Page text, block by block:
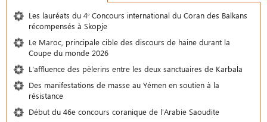
Les lauréats du 4ᵉ Concours international du Coran des Balkans
récompensés à Skopje
Le Maroc, principale cible des discours de haine durant la
Coupe du monde 2026
L'affluence des pèlerins entre les deux sanctuaires de Karbala
Des manifestations de masse au Yémen en soutien à la
résistance
Début du 46e concours coranique de l'Arabie Saoudite